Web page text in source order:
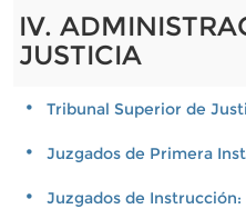
IV.
JUSTICIA
Tribunal Superior de
Juzgados de Primera
Juzgados de Instrucción: